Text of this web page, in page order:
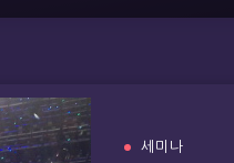
세미나